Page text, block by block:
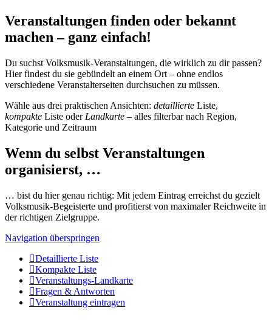
Veranstaltungen finden oder bekannt
machen – ganz einfach!
Du suchst Volksmusik-Veranstaltungen, die wirklich zu dir passen?
Hier findest du sie gebündelt an einem Ort – ohne endlos
verschiedene Veranstalterseiten durchsuchen zu müssen.
Wähle aus drei praktischen Ansichten: detaillierte Liste,
kompakte Liste oder Landkarte – alles filterbar nach Region,
Kategorie und Zeitraum
Wenn du selbst Veranstaltungen
organisierst, …
… bist du hier genau richtig: Mit jedem Eintrag erreichst du gezielt
Volksmusik-Begeisterte und profitierst von maximaler Reichweite in
der richtigen Zielgruppe.
Navigation überspringen
Detaillierte Liste
Kompakte Liste
Veranstaltungs-Landkarte
Fragen & Antworten
Veranstaltung eintragen